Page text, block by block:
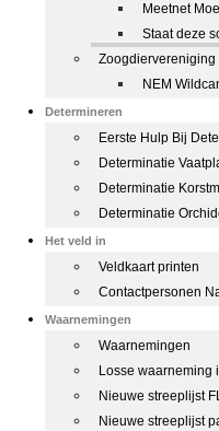
Meetnet
Staat deze
Zoogdiervereniging
NEM
Determineren
Eerste Hulp Bij
Determinatie
Determinatie
Determinatie
Het veld in
Veldkaart printen
Contactpersonen
Waarnemingen
Waarnemingen
Losse waarneming
Nieuwe streeplijst
Nieuwe streeplijst